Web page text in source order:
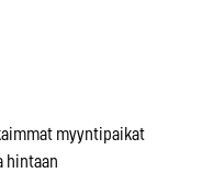
myyntipaikat
hintaan